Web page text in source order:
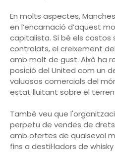
En molts aspectes,
en l’encarnació d’aquest
capitalista. Si bé els costos
controlats, el creixement
amb molt de gust. Això ha
posició del United com un
valuosos comercials del
estat lluitant sobre el
També veu que
perpetu de vendes de
amb ofertes de qualsevol
fins a destil·ladors de